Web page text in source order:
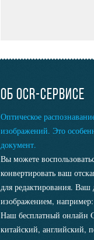
ОБ OCR-СЕРВИСЕ
Оптическое
изображений. Это
документ.
Вы можете
конвертировать ваш
для редактирования.
изображением,
Наш бесплатный онлайн
китайский, английский,